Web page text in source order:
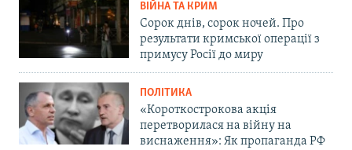
ВІЙНА ТА КРИМ
Сорок днів, сорок ночей. Про
результати кримської операції з
примусу Росії до миру
ПОЛІТИКА
«Короткострокова акція
перетворилася на війну на
виснаження»: Як пропаганда РФ